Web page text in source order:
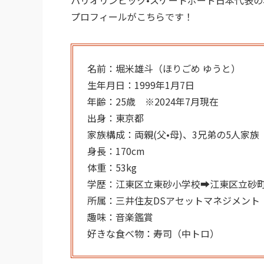
プロフィールがこちらです！
名前：堀米雄斗（ほりごめ ゆうと）
生年月日：1999年1月7日
年齢：25歳 ※2024年7月現在
出身：東京都
家族構成：両親(父•母)、3兄弟の5人家族
身長：170cm
体重：53kg
学歴：江東区立東砂小学校➡︎江東区立砂
所属：三井住友DSアセットマネジメント
趣味：音楽鑑賞
好きな食べ物：寿司（中トロ）